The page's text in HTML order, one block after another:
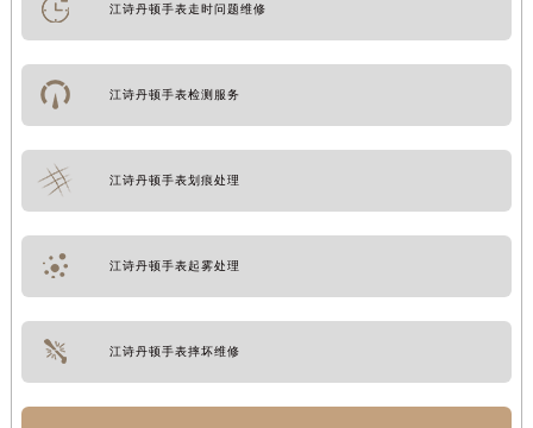
江诗丹顿手表走时问题维修
江诗丹顿手表检测服务
江诗丹顿手表划痕处理
江诗丹顿手表起雾处理
江诗丹顿手表摔坏维修